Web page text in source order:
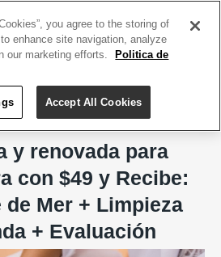
y renovada para
con $49 y Recibe:
de Mer + Limpieza
+ Evaluación
you agree to the storing of
enhance site navigation, analyze
our marketing efforts.
Politica de
Accept All Cookies